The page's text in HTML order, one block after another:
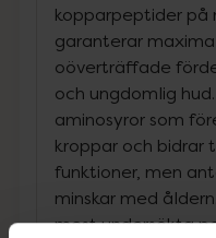
kopparpeptider på
garanterar
oöverträffade
och ungdomlig
aminosyror som
kroppar och bidrar
funktioner, men
minskar med
mest undersökta